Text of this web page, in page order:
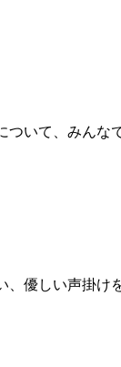
いて、みんな
優しい声掛け